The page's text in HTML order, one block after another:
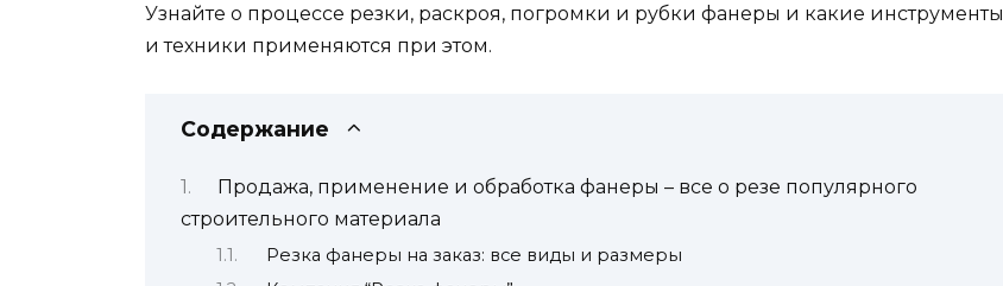
Узнайте о процессе резки, раскроя, погромки и рубки фанеры и какие инструменты
и техники применяются при этом.
Содержание
Продажа, применение и обработка фанеры – все о резе популярного
строительного материала
Резка фанеры на заказ: все виды и размеры